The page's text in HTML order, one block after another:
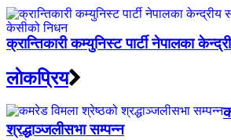
क्रान्तिकारी कम्युनिस्ट पार्टी नेपालका
लाेकप्रिय
श्रद्धाञ्जलीसभा सम्पन्न